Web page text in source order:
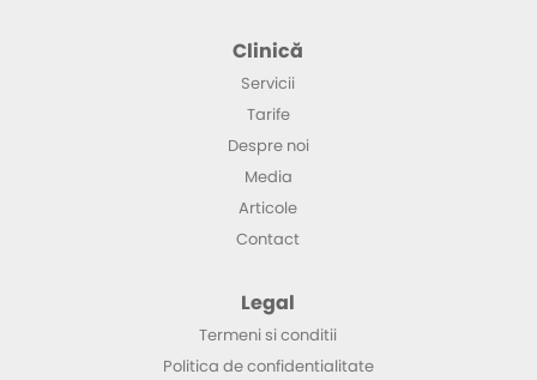
Clinică
Servicii
Tarife
Despre noi
Media
Articole
Contact
Legal
Termeni si conditii
Politica de confidentialitate